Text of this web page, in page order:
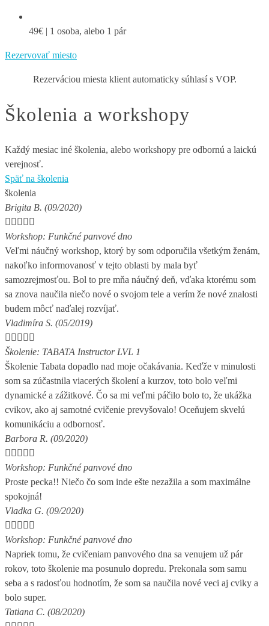
49€ | 1 osoba, alebo 1 pár
Rezervovať miesto
Rezerváciou miesta klient automaticky súhlasí s VOP.
Školenia a workshopy
Každý mesiac iné školenia, alebo workshopy pre odbornú a laickú
verejnosť.
Späť na školenia
školenia
Brigita B. (09/2020)
    
Workshop: Funkčné panvové dno
Veľmi náučný workshop, ktorý by som odporučila všetkým ženám,
nakoľko informovanosť v tejto oblasti by mala byť
samozrejmosťou. Bol to pre mňa náučný deň, vďaka ktorému som
sa znova naučila niečo nové o svojom tele a verím že nové znalosti
budem môcť naďalej rozvíjať.
Vladimíra S. (05/2019)
    
Školenie: TABATA Instructor LVL 1
Školenie Tabata dopadlo nad moje očakávania. Keďže v minulosti
som sa zúčastnila viacerých školení a kurzov, toto bolo veľmi
dynamické a zážitkové. Čo sa mi veľmi páčilo bolo to, že ukážka
cvikov, ako aj samotné cvičenie prevyšovalo! Oceňujem skvelú
komunikáciu a odbornosť.
Barbora R. (09/2020)
    
Workshop: Funkčné panvové dno
Proste pecka!! Niečo čo som inde ešte nezažila a som maximálne
spokojná!
Vladka G. (09/2020)
    
Workshop: Funkčné panvové dno
Napriek tomu, že cvičeniam panvového dna sa venujem už pár
rokov, toto školenie ma posunulo dopredu. Prekonala som samu
seba a s radosťou hodnotím, že som sa naučila nové veci aj cviky a
bolo super.
Tatiana C. (08/2020)